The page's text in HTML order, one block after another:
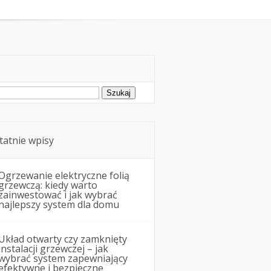
wpisy
elektryczne folią
kiedy warto
i jak wybrać
system dla domu
otwarty czy zamknięty
grzewczej – jak
system zapewniający
i bezpieczne